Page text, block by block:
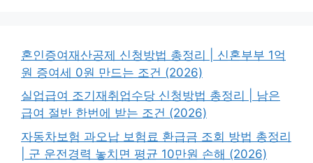
혼인증여재산공제 신청방법 총정리 | 신혼부부 1억
원 증여세 0원 만드는 조건 (2026)
실업급여 조기재취업수당 신청방법 총정리 | 남은
급여 절반 한번에 받는 조건 (2026)
자동차보험 과오납 보험료 환급금 조회 방법 총정리
| 군 운전경력 놓치면 평균 10만원 손해 (2026)